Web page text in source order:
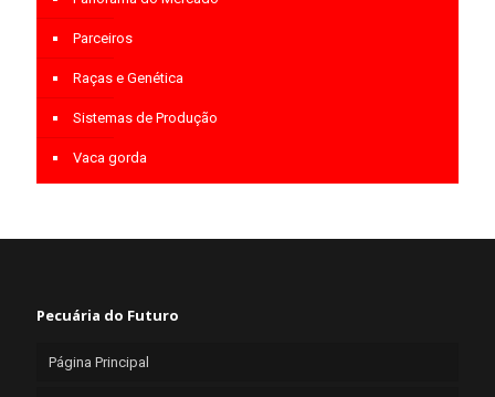
Parceiros
Raças e Genética
Sistemas de Produção
Vaca gorda
Pecuária do Futuro
Página Principal